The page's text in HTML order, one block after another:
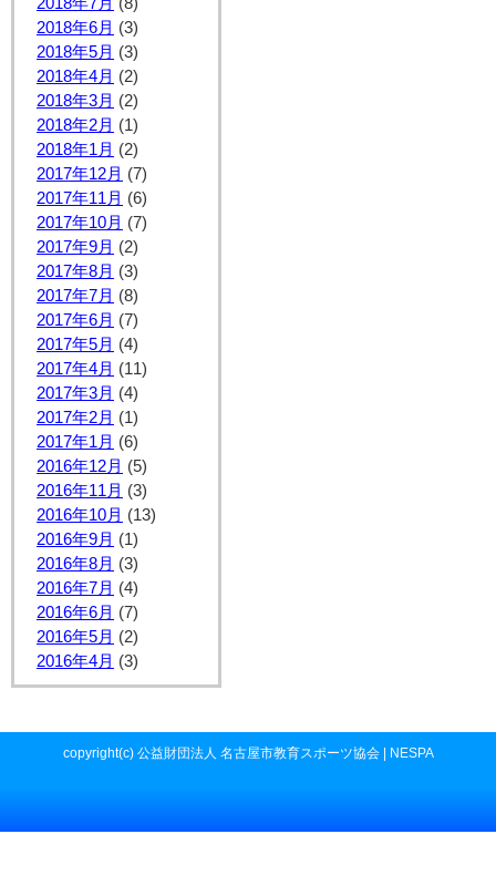
2018年7月 (8)
2018年6月 (3)
2018年5月 (3)
2018年4月 (2)
2018年3月 (2)
2018年2月 (1)
2018年1月 (2)
2017年12月 (7)
2017年11月 (6)
2017年10月 (7)
2017年9月 (2)
2017年8月 (3)
2017年7月 (8)
2017年6月 (7)
2017年5月 (4)
2017年4月 (11)
2017年3月 (4)
2017年2月 (1)
2017年1月 (6)
2016年12月 (5)
2016年11月 (3)
2016年10月 (13)
2016年9月 (1)
2016年8月 (3)
2016年7月 (4)
2016年6月 (7)
2016年5月 (2)
2016年4月 (3)
copyright(c) 公益財団法人 名古屋市教育スポーツ協会 | NESPA